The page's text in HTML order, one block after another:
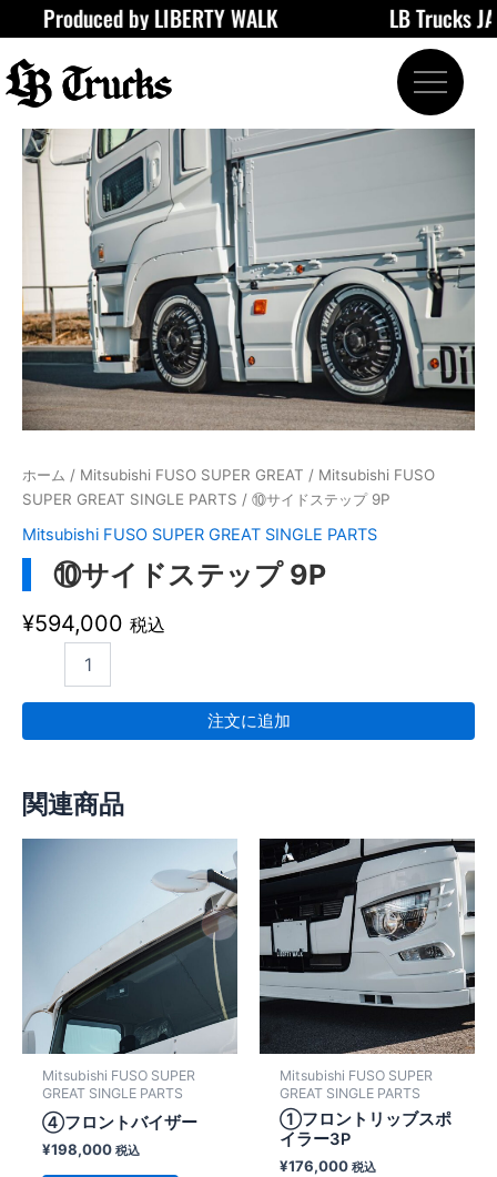
容
を
ス
Produced by LIBERTY WALK LB Trucks JAPAN
ホーム / Mitsubishi FUSO SUPER GREAT / Mitsubishi FUSO
SUPER GREAT SINGLE PARTS / ⑩サイドステップ 9P
Mitsubishi FUSO SUPER GREAT SINGLE PARTS
⑩サイドステップ 9P
¥594,000 税込
⑩
サ
プ
9P
個
注文に追加
関連商品
Mitsubishi FUSO SUPER
GREAT SINGLE PARTS
④フロントバイザー
¥198,000 税込
Mitsubishi FUSO SUPER
GREAT SINGLE PARTS
①フロントリッブスポ
イラー3P
¥176,000 税込